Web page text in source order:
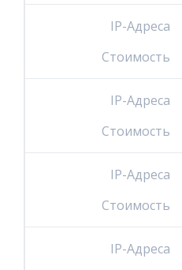
IP-Адреса
Стоимость
IP-Адреса
Стоимость
IP-Адреса
Стоимость
IP-Адреса